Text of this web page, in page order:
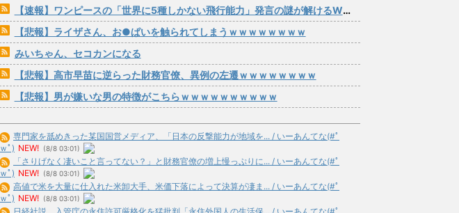
【速報】ワンピースの「世界に5種しかない飛行能力」発言の謎が解けるWWW
【悲報】ライザさん、お●ぱいを触られてしまうｗｗｗｗｗｗｗｗ
みいちゃん、セコカンになる
【悲報】高市早苗に逆らった財務官僚、異例の左遷ｗｗｗｗｗｗｗｗ
【悲報】男が嫌いな男の特徴がこちらｗｗｗｗｗｗｗｗｗｗ
専門家を舐めきった某国国営メディア、「日本の反撃能力が地域を... / いーあんてな(#ﾟ
ｗﾟ) NEW! (8/8 03:01)
「さりげなく凄いこと言ってない？」と財務官僚の増上慢っぷりに... / いーあんてな(#ﾟ
ｗﾟ) NEW! (8/8 03:01)
高値で米を大量に仕入れた米卸大手、米価下落によって決算が凄ま... / いーあんてな(#ﾟ
ｗﾟ) NEW! (8/8 03:01)